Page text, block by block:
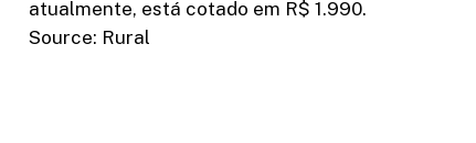
atualmente, está cotado em R$ 1.990.
Source: Rural